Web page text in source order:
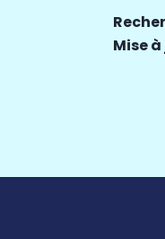
Rec
Mise